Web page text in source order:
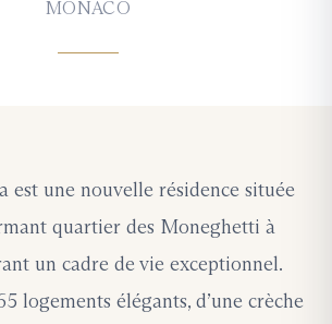
MONACO
est une nouvelle résidence située
quartier des Moneghetti à
un cadre de vie exceptionnel.
logements élégants, d’une crèche